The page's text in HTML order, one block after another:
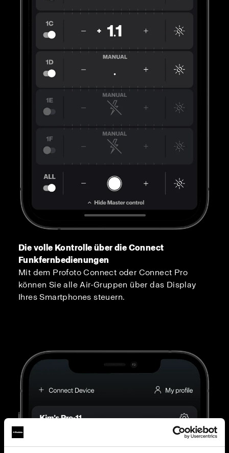
Die volle Kontrolle über die Connect
Funkfernbedienungen
Mit dem Profoto Connect oder Connect Pro
können Sie alle Air-Gruppen über das Display
Ihres Smartphones steuern.